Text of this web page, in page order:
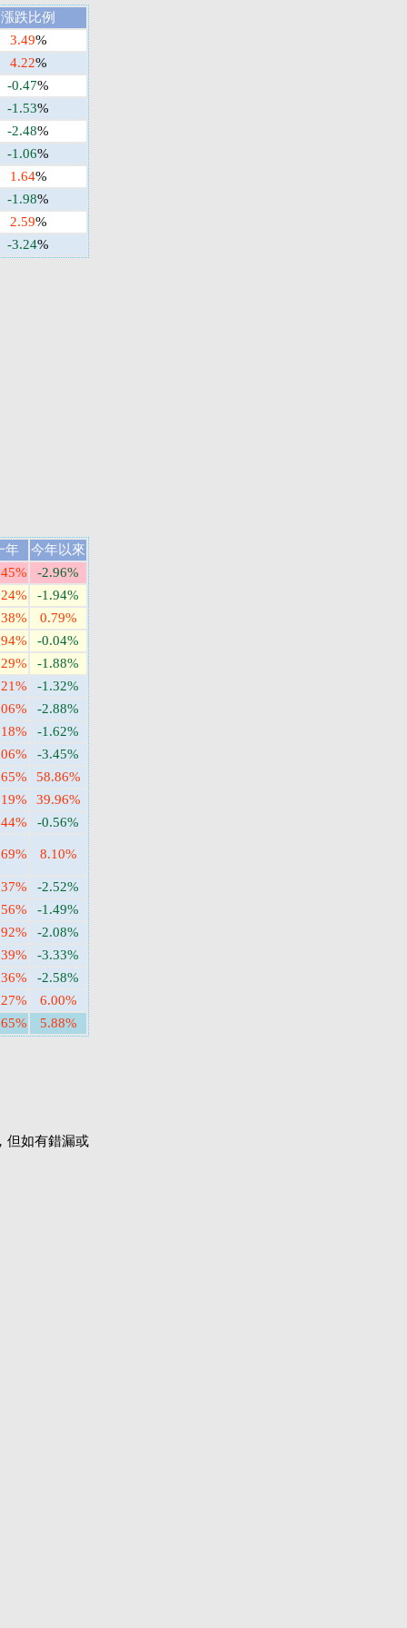
漲跌比例
3.49%
4.22%
-0.47%
-1.53%
-2.48%
-1.06%
1.64%
-1.98%
2.59%
-3.24%
年
今年以來
-2.96%
-1.94%
0.79%
-0.04%
-1.88%
-1.32%
-2.88%
-1.62%
-3.45%
58.86%
39.96%
-0.56%
8.10%
-2.52%
-1.49%
-2.08%
-3.33%
-2.58%
6.00%
5.88%
但如有錯漏或